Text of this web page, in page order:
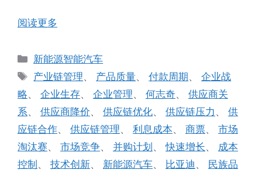
阅读更多
分
类
新能源智能汽车
标
产业链管理、 产品质量、付款周期、企业战
略、 企业生存、 企业管理、 何志奇、 供应商关
系、 供应商降价、 供应链优化、 供应链压力 、 供
应链合作、 供应链管理、 利息成本、 商票、 市场
淘汰赛、 市场竞争、 并购计划 、快速增长、 成本
控制 、 技术创新、 新能源汽车、 比亚迪 、 民族品